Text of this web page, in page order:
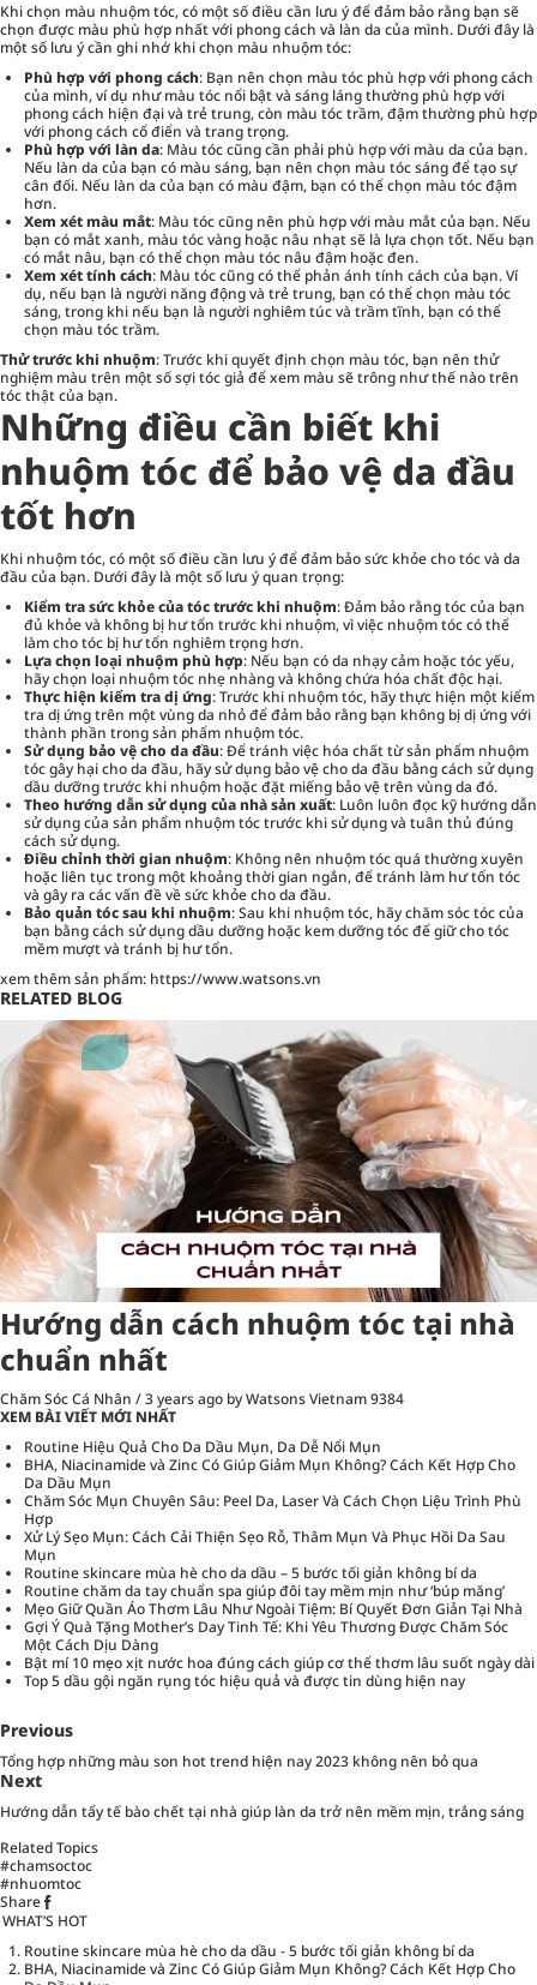
Khi chọn màu nhuộm tóc, có một số điều cần lưu ý để đảm bảo rằng bạn sẽ
chọn được màu phù hợp nhất với phong cách và làn da của mình. Dưới đây là
một số lưu ý cần ghi nhớ khi chọn màu nhuộm tóc:
Phù hợp với phong cách: Bạn nên chọn màu tóc phù hợp với phong cách
của mình, ví dụ như màu tóc nổi bật và sáng láng thường phù hợp với
phong cách hiện đại và trẻ trung, còn màu tóc trầm, đậm thường phù hợp
với phong cách cổ điển và trang trọng.
Phù hợp với làn da: Màu tóc cũng cần phải phù hợp với màu da của bạn.
Nếu làn da của bạn có màu sáng, bạn nên chọn màu tóc sáng để tạo sự
cân đối. Nếu làn da của bạn có màu đậm, bạn có thể chọn màu tóc đậm
hơn.
Xem xét màu mắt: Màu tóc cũng nên phù hợp với màu mắt của bạn. Nếu
bạn có mắt xanh, màu tóc vàng hoặc nâu nhạt sẽ là lựa chọn tốt. Nếu bạn
có mắt nâu, bạn có thể chọn màu tóc nâu đậm hoặc đen.
Xem xét tính cách: Màu tóc cũng có thể phản ánh tính cách của bạn. Ví
dụ, nếu bạn là người năng động và trẻ trung, bạn có thể chọn màu tóc
sáng, trong khi nếu bạn là người nghiêm túc và trầm tĩnh, bạn có thể
chọn màu tóc trầm.
Thử trước khi nhuộm: Trước khi quyết định chọn màu tóc, bạn nên thử
nghiệm màu trên một số sợi tóc giả để xem màu sẽ trông như thế nào trên
tóc thật của bạn.
Những điều cần biết khi
nhuộm tóc để bảo vệ da đầu
tốt hơn
Khi nhuộm tóc, có một số điều cần lưu ý để đảm bảo sức khỏe cho tóc và da
đầu của bạn. Dưới đây là một số lưu ý quan trọng:
Kiểm tra sức khỏe của tóc trước khi nhuộm: Đảm bảo rằng tóc của bạn
đủ khỏe và không bị hư tổn trước khi nhuộm, vì việc nhuộm tóc có thể
làm cho tóc bị hư tổn nghiêm trọng hơn.
Lựa chọn loại nhuộm phù hợp: Nếu bạn có da nhạy cảm hoặc tóc yếu,
hãy chọn loại nhuộm tóc nhẹ nhàng và không chứa hóa chất độc hại.
Thực hiện kiểm tra dị ứng: Trước khi nhuộm tóc, hãy thực hiện một kiểm
tra dị ứng trên một vùng da nhỏ để đảm bảo rằng bạn không bị dị ứng với
thành phần trong sản phẩm nhuộm tóc.
Sử dụng bảo vệ cho da đầu: Để tránh việc hóa chất từ sản phẩm nhuộm
tóc gây hại cho da đầu, hãy sử dụng bảo vệ cho da đầu bằng cách sử dụng
dầu dưỡng trước khi nhuộm hoặc đặt miếng bảo vệ trên vùng da đó.
Theo hướng dẫn sử dụng của nhà sản xuất: Luôn luôn đọc kỹ hướng dẫn
sử dụng của sản phẩm nhuộm tóc trước khi sử dụng và tuân thủ đúng
cách sử dụng.
Điều chỉnh thời gian nhuộm: Không nên nhuộm tóc quá thường xuyên
hoặc liên tục trong một khoảng thời gian ngắn, để tránh làm hư tổn tóc
và gây ra các vấn đề về sức khỏe cho da đầu.
Bảo quản tóc sau khi nhuộm: Sau khi nhuộm tóc, hãy chăm sóc tóc của
bạn bằng cách sử dụng dầu dưỡng hoặc kem dưỡng tóc để giữ cho tóc
mềm mượt và tránh bị hư tổn.
xem thêm sản phẩm: https://www.watsons.vn
RELATED BLOG
Hướng dẫn cách nhuộm tóc tại nhà
chuẩn nhất
Chăm Sóc Cá Nhân /3 years ago by Watsons Vietnam9384
XEM BÀI VIẾT MỚI NHẤT
Routine Hiệu Quả Cho Da Dầu Mụn, Da Dễ Nổi Mụn
BHA, Niacinamide và Zinc Có Giúp Giảm Mụn Không? Cách Kết Hợp Cho
Da Dầu Mụn
Chăm Sóc Mụn Chuyên Sâu: Peel Da, Laser Và Cách Chọn Liệu Trình Phù
Hợp
Xử Lý Sẹo Mụn: Cách Cải Thiện Sẹo Rỗ, Thâm Mụn Và Phục Hồi Da Sau
Mụn
Routine skincare mùa hè cho da dầu – 5 bước tối giản không bí da
Routine chăm da tay chuẩn spa giúp đôi tay mềm mịn như ‘búp măng’
Mẹo Giữ Quần Áo Thơm Lâu Như Ngoài Tiệm: Bí Quyết Đơn Giản Tại Nhà
Gợi Ý Quà Tặng Mother’s Day Tinh Tế: Khi Yêu Thương Được Chăm Sóc
Một Cách Dịu Dàng
Bật mí 10 mẹo xịt nước hoa đúng cách giúp cơ thể thơm lâu suốt ngày dài
Top 5 dầu gội ngăn rụng tóc hiệu quả và được tin dùng hiện nay
Previous
Tổng hợp những màu son hot trend hiện nay 2023 không nên bỏ qua
Next
Hướng dẫn tẩy tế bào chết tại nhà giúp làn da trở nên mềm mịn, trắng sáng
Related Topics
#chamsoctoc
#nhuomtoc
Share
WHAT’S HOT
Routine skincare mùa hè cho da dầu - 5 bước tối giản không bí da
BHA, Niacinamide và Zinc Có Giúp Giảm Mụn Không? Cách Kết Hợp Cho